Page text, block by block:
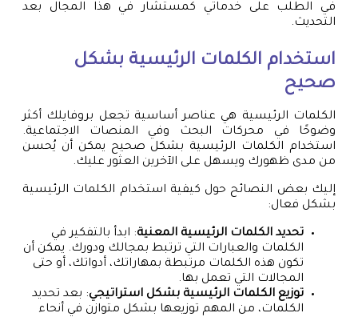
في الطلب على خدماتي كمستشار في هذا المجال بعد
التحديث.
استخدام الكلمات الرئيسية بشكل
صحيح
الكلمات الرئيسية هي عناصر أساسية تجعل بروفايلك أكثر
وضوحًا في محركات البحث وفي المنصات الاجتماعية.
استخدام الكلمات الرئيسية بشكل صحيح يمكن أن يُحسن
من مدى ظهورك ويسهل على الآخرين العثور عليك.
إليك بعض النصائح حول كيفية استخدام الكلمات الرئيسية
بشكل فعال:
تحديد الكلمات الرئيسية المعنية: ابدأ بالتفكير في
الكلمات والعبارات التي ترتبط بمجالك ودورك. يمكن أن
تكون هذه الكلمات مرتبطة بمهاراتك، أدواتك، أو حتى
المجالات التي تعمل بها.
توزيع الكلمات الرئيسية بشكل استراتيجي: بعد تحديد
الكلمات، من المهم توزيعها بشكل متوازن في أنحاء